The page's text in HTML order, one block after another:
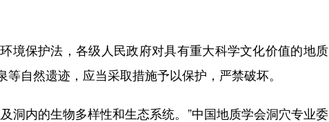
保护法，各级人民政府对具有重大科学文化价值的地质
自然遗迹，应当采取措施予以保护，严禁破坏。
内的生物多样性和生态系统。”中国地质学会洞穴专业委